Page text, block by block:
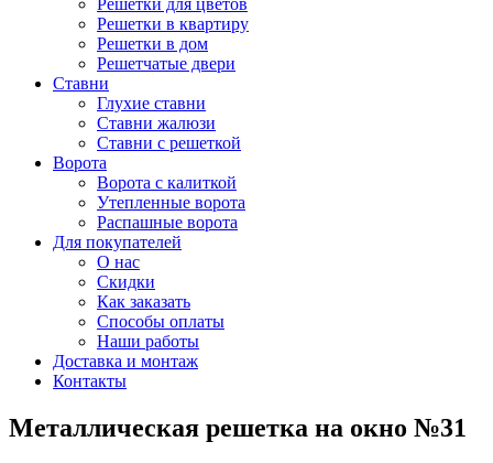
Решетки для цветов
Решетки в квартиру
Решетки в дом
Решетчатые двери
Ставни
Глухие ставни
Ставни жалюзи
Ставни с решеткой
Ворота
Ворота с калиткой
Утепленные ворота
Распашные ворота
Для покупателей
О нас
Скидки
Как заказать
Способы оплаты
Наши работы
Доставка и монтаж
Контакты
Металлическая решетка на окно №31